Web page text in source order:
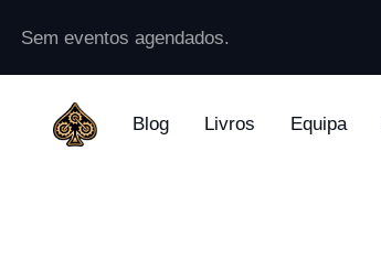
Sem eventos agendados.
Blog Livros Equipa